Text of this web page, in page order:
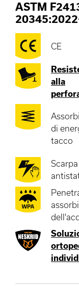
ASTM
CE
alla
di
tacco
Scarpa